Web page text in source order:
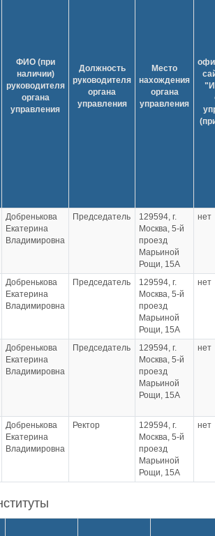
ФИО (при
наличии)
руководителя
органа
управления
Должность
руководителя
органа
управления
Место
нахождения
органа
управления
Добренькова
Екатерина
Владимировна
Председатель
129594, г.
Москва, 5-й
проезд
Марьиной
Рощи, 15А
нет
Добренькова
Екатерина
Владимировна
Председатель
129594, г.
Москва, 5-й
проезд
Марьиной
Рощи, 15А
нет
Добренькова
Екатерина
Владимировна
Председатель
129594, г.
Москва, 5-й
проезд
Марьиной
Рощи, 15А
нет
Добренькова
Екатерина
Владимировна
Ректор
129594, г.
Москва, 5-й
проезд
Марьиной
Рощи, 15А
нет